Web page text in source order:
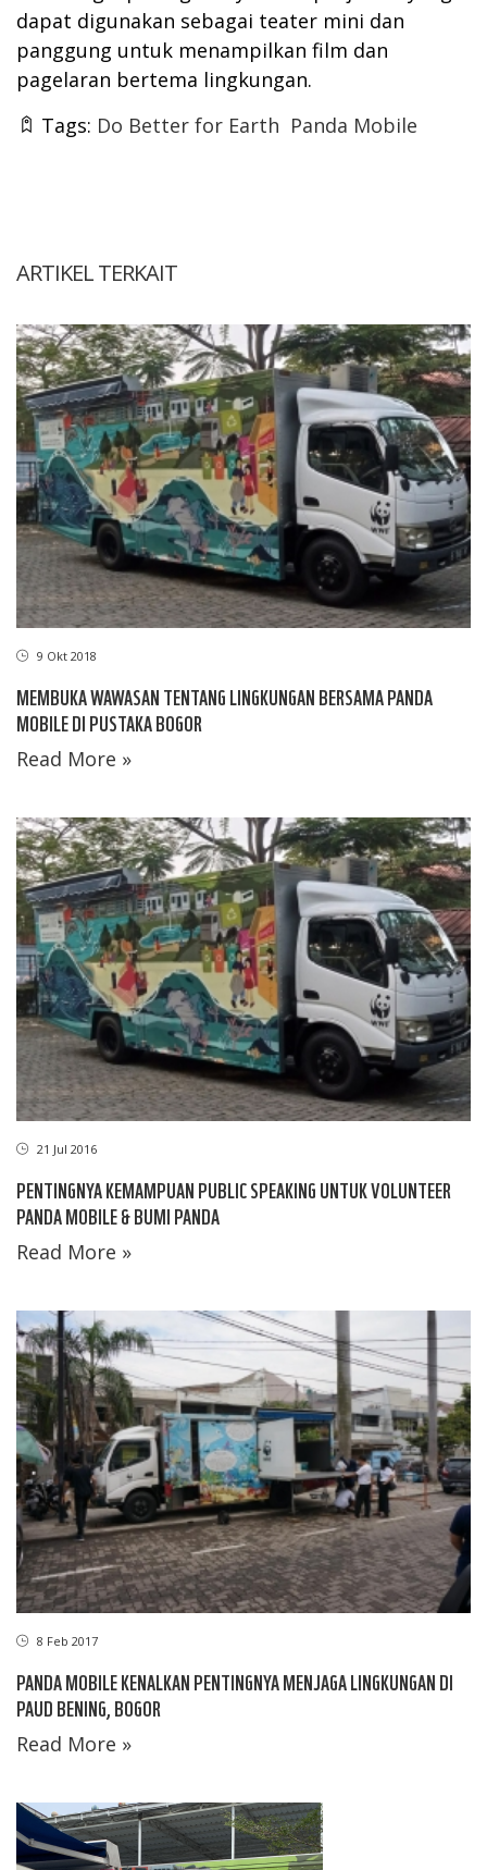
dapat digunakan sebagai teater mini dan
panggung untuk menampilkan film dan
pagelaran bertema lingkungan.
Tags: Do Better for Earth Panda Mobile
ARTIKEL TERKAIT
9 Okt 2018
MEMBUKA WAWASAN TENTANG LINGKUNGAN BERSAMA PANDA
MOBILE DI PUSTAKA BOGOR
Read More »
21 Jul 2016
PENTINGNYA KEMAMPUAN PUBLIC SPEAKING UNTUK VOLUNTEER
PANDA MOBILE & BUMI PANDA
Read More »
8 Feb 2017
PANDA MOBILE KENALKAN PENTINGNYA MENJAGA LINGKUNGAN DI
PAUD BENING, BOGOR
Read More »